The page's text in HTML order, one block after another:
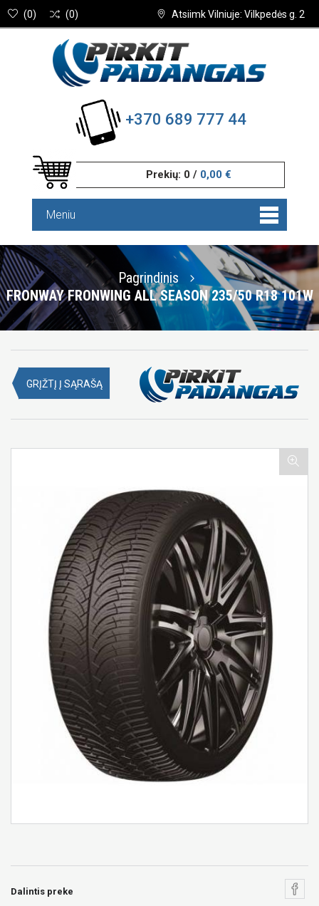
Atsiimk Vilniuje: Vilkpedės g. 2
(0) (0)
+370 689 777 44
Prekių: 0 / 0,00 €
Meniu
Pagrindinis
FRONWAY FRONWING ALL SEASON 235/50 R18 101W
GRĮŽTĮ Į SĄRAŠĄ
Dalintis preke